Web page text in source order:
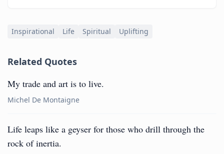
Inspirational Life Spiritual Uplifting
Related Quotes
My trade and art is to live.
Michel De Montaigne
Life leaps like a geyser for those who drill through the
rock of inertia.